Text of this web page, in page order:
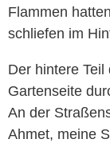
Flammen
schliefen im
Der hintere
Gartenseite
An der
Ahmet, meine